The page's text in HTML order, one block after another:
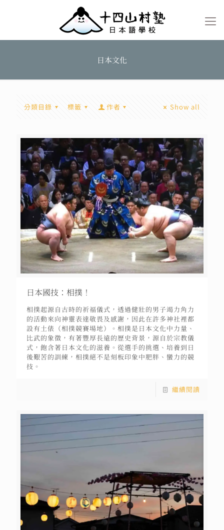
日本文化
分類目錄 標籤 作者 Show all
日本國技：相撲！
相撲起源自古時的祈福儀式，透過健壯的男子竭力角力
的活動來向神靈表達敬畏及感謝，因此在許多神社裡都
設有土俵（相撲競賽場地）。相撲是日本文化中力量、
比武的象徵，有著豐厚長遠的歷史背景，源自於宗教儀
式，飽含著日本文化的滋養。從選手的挑選、培養到日
後艱苦的訓練，相撲絕不是刻板印象中肥胖、蠻力的競
技。
繼續閱讀